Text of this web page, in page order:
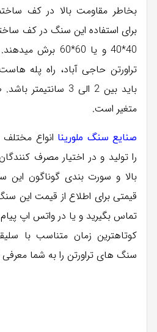
بخاطر مقاومت بالا در کف
برای استفاده این سنگ در کف
40*40 و یا 60*60
تراورتن حاجی آباد، راه پله
متغیر است.
صنایع سنگ ملورینا انواع
را تولید و در اختیار مصرف
بالا و سورت بندی گوناگون
قیمتی برای اطلاع از قیمت این
تماس بگیرید و یا در واتس اپ پیام
کوتاهترین زمان متناسب با
سنگ های تراورتن را به شما